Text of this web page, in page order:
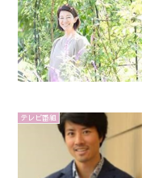
テレビ番組